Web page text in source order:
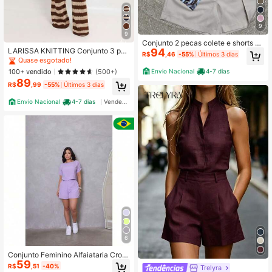
9
LARISSA KNITTING Conjunto 3 peç
as tricot feminino calça pantalona +
top e Kimono
Quase esgotado!
100+ vendido
(500+)
R$89,99 -55% Últimos 3 dias
Envio Nacional 4-7 dias
6
Conjunto Feminino Alfaiataria Crop
ped e Shorts Cintura Alta Viscolinho
R$59 ,51 -40%
9
Conjunto 2 pecas colete e shorts co
m cinto
R$94 ,46 -55% Últimos 3 dias
Envio Nacional 4-7 dias
Trelyra